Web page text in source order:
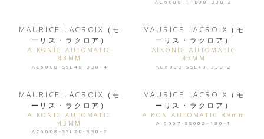
AC6008-TTB00-330-2
MAURICE LACROIX（モ
ーリス・ラクロア）
AIKONIC AUTOMATIC
43MM
AC6008-SSL40-330-4
MAURICE LACROIX（モ
ーリス・ラクロア）
AIKONIC AUTOMATIC
43MM
AC6008-SSL70-330-2
MAURICE LACROIX（モ
ーリス・ラクロア）
AIKONIC AUTOMATIC
43MM
AC6008-SSL20-330-2
MAURICE LACROIX（モ
ーリス・ラクロア）
AIKON AUTOMATIC 39mm
AI6007-SS002-130-1